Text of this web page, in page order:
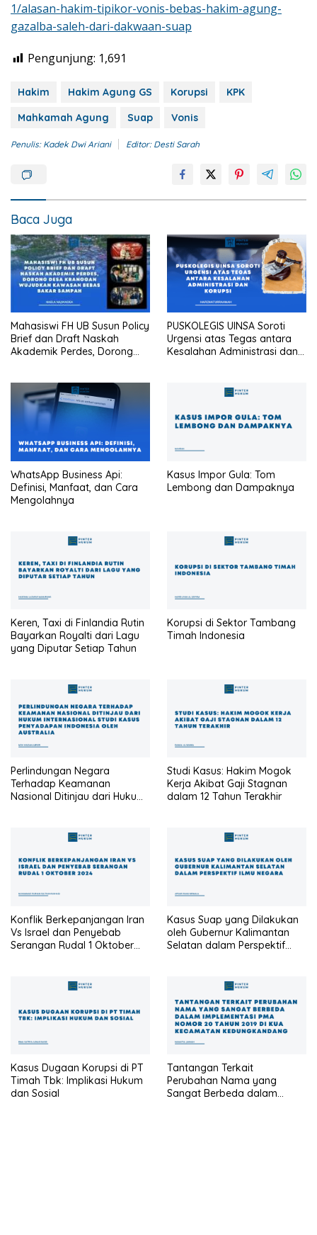
1/alasan-hakim-tipikor-vonis-bebas-hakim-agung-
gazalba-saleh-dari-dakwaan-suap
Pengunjung: 1,691
Hakim Hakim Agung GS Korupsi
KPK
Mahkamah Agung
Suap Vonis
Penulis: Kadek Dwi Ariani Editor: Desti Sarah
Baca Juga
Mahasiswi FH UB Susun Policy
Brief dan Draft Naskah
Akademik Perdes, Dorong
Sampah
PUSKOLEGIS UINSA Soroti
Urgensi atas Tegas antara
Kesalahan Administrasi dan
WhatsApp Business Api:
Definisi, Manfaat, dan Cara
Mengolahnya
Kasus Impor Gula: Tom
Lembong dan Dampaknya
Keren, Taxi di Finlandia Rutin
Bayarkan Royalti dari Lagu
yang Diputar Setiap Tahun
Korupsi di Sektor Tambang
Timah Indonesia
Perlindungan Negara
Terhadap Keamanan
Nasional Ditinjau dari Hukum
Studi Kasus: Hakim Mogok
Kerja Akibat Gaji Stagnan
dalam 12 Tahun Terakhir
Konflik Berkepanjangan Iran
Vs Israel dan Penyebab
Serangan Rudal 1 Oktober
Kasus Suap yang Dilakukan
oleh Gubernur Kalimantan
Selatan dalam Perspektif
Kasus Dugaan Korupsi di PT
Timah Tbk: Implikasi Hukum
dan Sosial
Tantangan Terkait
Perubahan Nama yang
Sangat Berbeda dalam